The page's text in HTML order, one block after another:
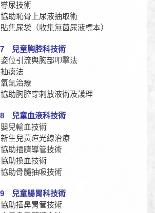
尿技術
助恥骨上尿液抽取術
集尿袋（收集無菌尿液標本）
兒童胸腔科技術
位引流與胸部叩擊法
痰法
氣治療
助胸腔穿刺放液術及護理
兒童血液科技術
兒輸血技術
生兒黃疸光線治療
助插臍導管技術
助換血技術
助骨髓抽吸技術
兒童腸胃科技術
助插鼻胃管技術